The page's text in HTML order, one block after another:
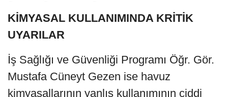
KİMYASAL KULLANIMINDA KRİTİK
UYARILAR
İş Sağlığı ve Güvenliği Programı Öğr. Gör.
Mustafa Cüneyt Gezen ise havuz
kimyasallarının yanlış kullanımının ciddi